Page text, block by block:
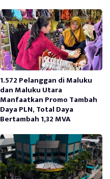
1.572 Pelanggan di Maluku
dan Maluku Utara
Manfaatkan Promo Tambah
Daya PLN, Total Daya
Bertambah 1,32 MVA